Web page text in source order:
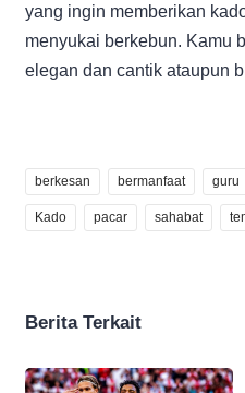
yang ingin memberikan
menyukai berkebun. Kamu
elegan dan cantik ataupun
berkesan bermanfaat guru
Kado pacar sahabat
Berita Terkait